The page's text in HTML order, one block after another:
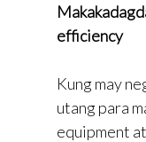
efficiency
Kung may
utang para
equipment